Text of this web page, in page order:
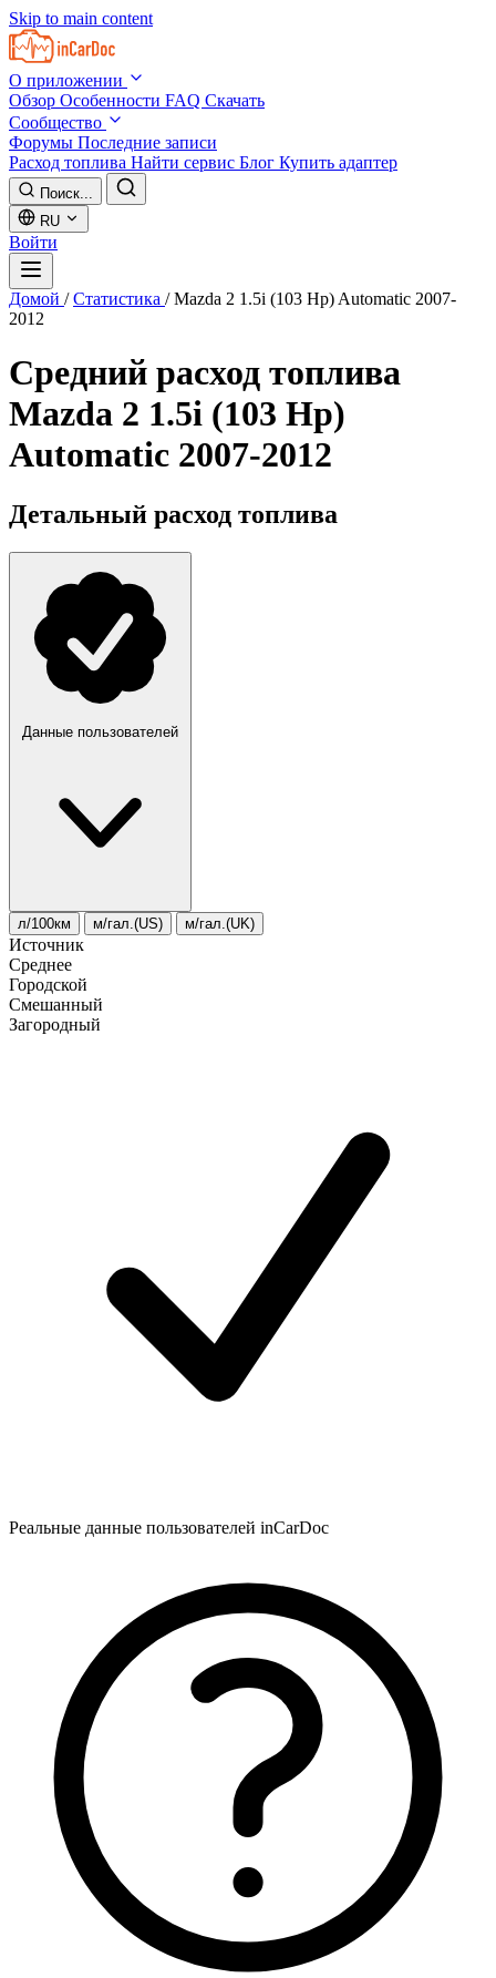
Skip to main content
О приложении
Обзор Особенности FAQ Скачать
Сообщество
Форумы Последние записи
Расход топлива Найти сервис Блог Купить адаптер
Поиск...
RU
Войти
Домой / Статистика / Mazda 2 1.5i (103 Hp) Automatic 2007-
2012
Средний расход топлива
Mazda 2 1.5i (103 Hp)
Automatic 2007-2012
Детальный расход топлива
Данные пользователей
л/100км м/гал.(US) м/гал.(UK)
Источник
Среднее
Городской
Смешанный
Загородный
Реальные данные пользователей inCarDoc